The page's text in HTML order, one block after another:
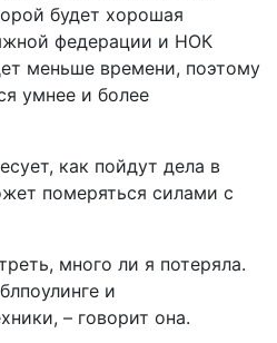
будет хорошая
федерации и НОК
меньше времени, поэтому
умнее и более
как пойдут дела в
померяться силами с
много ли я потеряла.
и
– говорит она.